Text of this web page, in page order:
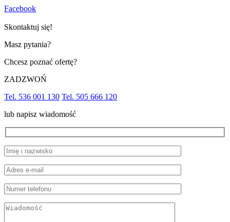
Facebook
Skontaktuj się!
Masz pytania?
Chcesz poznać ofertę?
ZADZWOŃ
Tel. 536 001 130 Tel. 505 666 120
lub napisz wiadomość